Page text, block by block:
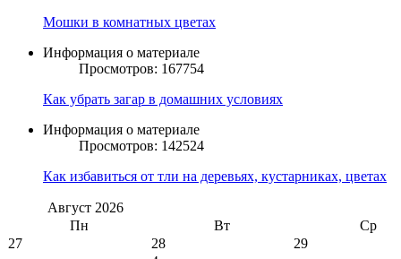
Мошки в комнатных цветах
Информация о материале
Просмотров: 167754
Как убрать загар в домашних условиях
Информация о материале
Просмотров: 142524
Как избавиться от тли на деревьях, кустарниках, цветах
Август 2026
Пн
Вт
Ср
27
28
29